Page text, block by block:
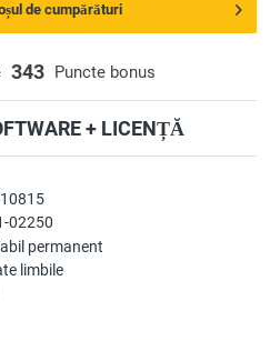
02250
permanent
limbile
343 Puncte bonus
+ LICENȚĂ
de cumpărături